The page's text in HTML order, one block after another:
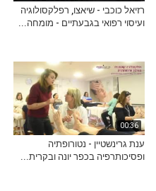
רזיאל כוכבי - שיאצו, רפלקסולוגיה
ועיסוי רפואי בגבעתיים - מומחה...
00:36
ענת גרינשטיין - נטורופתיה
ופסיכותרפיה בכפר יונה ובקרית...